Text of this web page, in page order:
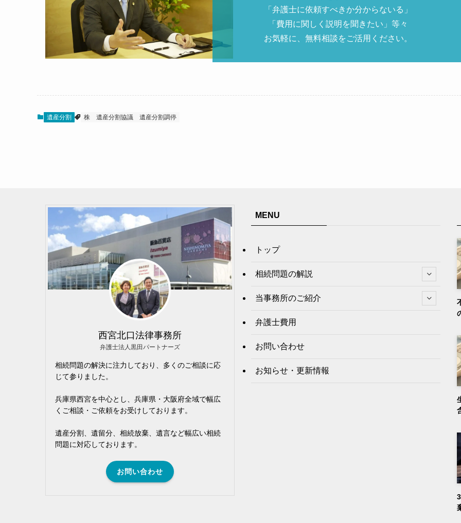
「弁護士に依頼すべきか分からないる」
「費用に関しく説明を聞きたい」等々
お気軽に、無料相談をご活用ください。
遺産分割 株 遺産分割協議 遺産分割調停
西宮北口法律事務所
弁護士法人黒田パートナーズ
相続問題の解決に注力しており、多くのご相談に応
じて参りました。
兵庫県西宮を中心とし、兵庫県・大阪府全域で幅広
くご相談・ご依頼をお受けしております。
遺産分割、遺留分、相続放棄、遺言など幅広い相続
問題に対応しております。
お問い合わせ
MENU
トップ
相続問題の解説
当事務所のご紹介
弁護士費用
お問い合わせ
お知らせ・更新情報